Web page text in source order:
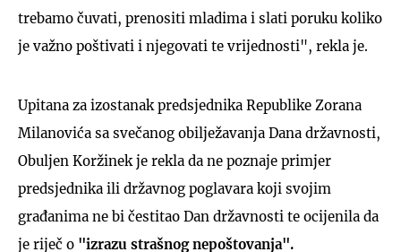
trebamo čuvati, prenositi mladima i slati poruku koliko
je važno poštivati i njegovati te vrijednosti", rekla je.
Upitana za izostanak predsjednika Republike Zorana
Milanovića sa svečanog obilježavanja Dana državnosti,
Obuljen Koržinek je rekla da ne poznaje primjer
predsjednika ili državnog poglavara koji svojim
građanima ne bi čestitao Dan državnosti te ocijenila da
je riječ o "izrazu strašnog nepoštovanja".